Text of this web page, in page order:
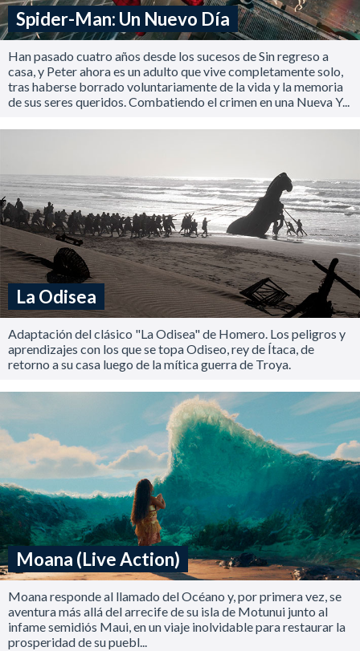
Spider-Man: Un Nuevo Día
Han pasado cuatro años desde los sucesos de Sin regreso a
casa, y Peter ahora es un adulto que vive completamente solo,
tras haberse borrado voluntariamente de la vida y la memoria
de sus seres queridos. Combatiendo el crimen en una Nueva Y...
La Odisea
Adaptación del clásico "La Odisea" de Homero. Los peligros y
aprendizajes con los que se topa Odiseo, rey de Ítaca, de
retorno a su casa luego de la mítica guerra de Troya.
Moana (Live Action)
Moana responde al llamado del Océano y, por primera vez, se
aventura más allá del arrecife de su isla de Motunui junto al
infame semidiós Maui, en un viaje inolvidable para restaurar la
prosperidad de su puebl...